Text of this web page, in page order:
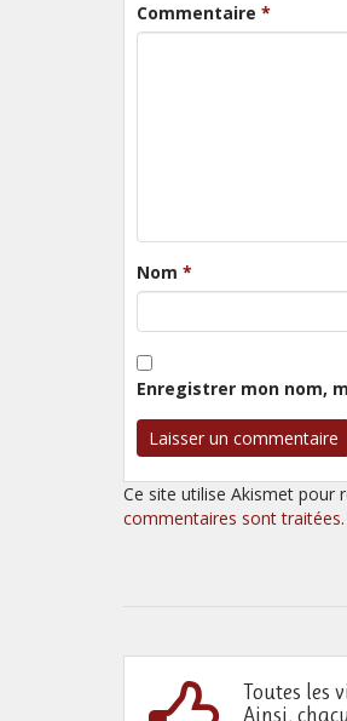
Commentaire *
Nom *
Enregistrer mon nom,
Ce site utilise Akismet pour
commentaires sont traitées.
Toutes les
Ainsi,